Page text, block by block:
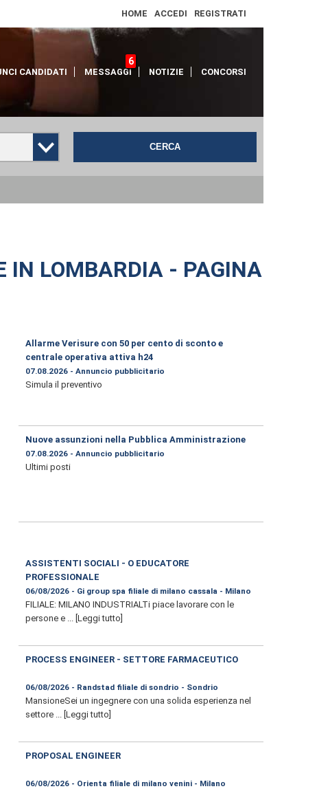
HOME ACCEDI REGISTRATI
CANDIDATI
6
MESSAGGI NOTIZIE CONCORSI
CERCA
IN LOMBARDIA - PAGINA
Allarme Verisure con 50 per cento di sconto e
centrale operativa attiva h24
07.08.2026 - Annuncio pubblicitario
Simula il preventivo
Nuove assunzioni nella Pubblica Amministrazione
07.08.2026 - Annuncio pubblicitario
Ultimi posti
ASSISTENTI SOCIALI - O EDUCATORE
PROFESSIONALE
06/08/2026 - Gi group spa filiale di milano cassala - Milano
FILIALE: MILANO INDUSTRIALTi piace lavorare con le
persone e ... [Leggi tutto]
PROCESS ENGINEER - SETTORE FARMACEUTICO
06/08/2026 - Randstad filiale di sondrio - Sondrio
MansioneSei un ingegnere con una solida esperienza nel
settore ... [Leggi tutto]
PROPOSAL ENGINEER
06/08/2026 - Orienta filiale di milano venini - Milano